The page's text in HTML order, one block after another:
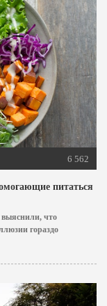
6 562
питаться
выяснили, что
гораздо